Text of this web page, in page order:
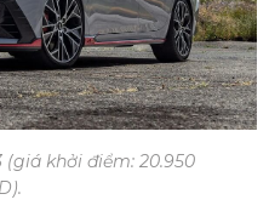
(giá khởi điểm: 20.950